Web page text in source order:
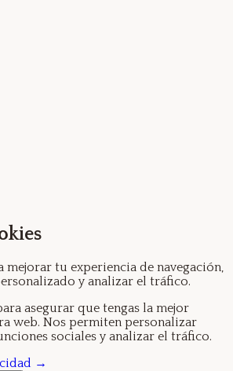
mejorar tu experiencia de navegación,
y analizar el tráfico.
asegurar que tengas la mejor
web. Nos permiten personalizar
sociales y analizar el tráfico.
→